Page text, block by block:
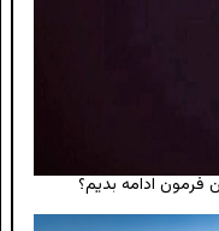
ادامه بدیم؟